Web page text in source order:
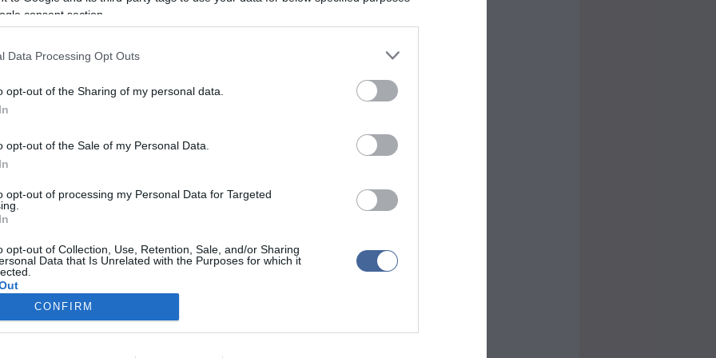
consent section.
Data Processing Opt Outs
opt-out of the Sharing of my personal data.
opt-out of the Sale of my Personal Data.
opt-out of processing my Personal Data for Targeted
opt-out of Collection, Use, Retention, Sale, and/or Sharing
Data that Is Unrelated with the Purposes for which it
CONFIRM
Moon, Blue Moon.
írások:
a keresztje: Frenk és a Nagyvárosi éjszakák
a Glamour Women of the Year 2010 díjait
találtak a rúzsokban
arcán tántorgott a részeg Christina